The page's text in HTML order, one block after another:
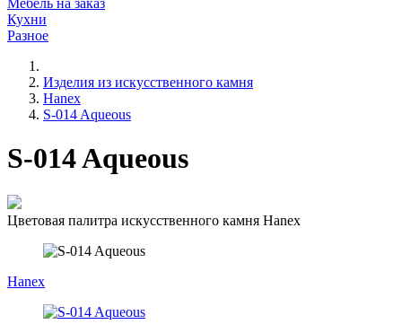
Мебель на заказ
Кухни
Разное
Строка
навигации
Изделия из искусственного камня
Hanex
S-014 Aqueous
S-014 Aqueous
Цветовая палитра искусственного камня Hanex
Hanex